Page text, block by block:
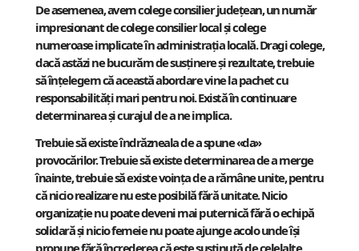
De asemenea, avem colege consilier județean, un număr
impresionant de colege consilier local și colege
numeroase implicate în administrația locală. Dragi colege,
dacă astăzi ne bucurăm de susținere și rezultate, trebuie
să înțelegem că această abordare vine la pachet cu
responsabilități mari pentru noi. Există în continuare
determinarea și curajul de a ne implica.
Trebuie să existe îndrăzneala de a spune «da»
provocărilor. Trebuie să existe determinarea de a merge
înainte, trebuie să existe voința de a rămâne unite, pentru
că nicio realizare nu este posibilă fără unitate. Nicio
organizație nu poate deveni mai puternică fără o echipă
solidară și nicio femeie nu poate ajunge acolo unde își
propune fără încrederea că este susținută de celelalte